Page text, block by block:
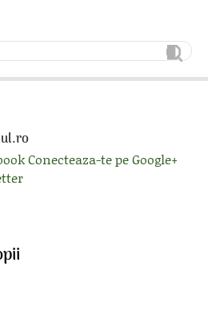
Conecteaza-te pe Google+